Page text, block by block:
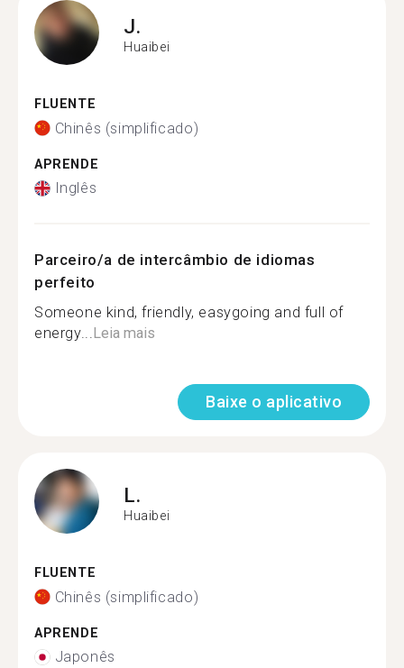
J.
Huaibei
FLUENTE
Chinês (simplificado)
APRENDE
Inglês
Parceiro/a de intercâmbio de idiomas
perfeito
Someone kind, friendly, easygoing and full of
energy...Leia mais
Baixe o aplicativo
L.
Huaibei
FLUENTE
Chinês (simplificado)
APRENDE
Japonês